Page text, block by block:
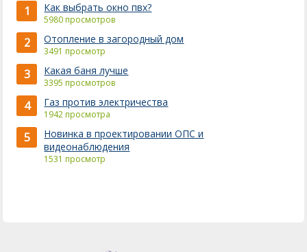
1 Как выбрать окно пвх?
5980 просмотров
2 Отопление в загородный дом
3491 просмотр
3 Какая баня лучше
3395 просмотров
4 Газ против электричества
1942 просмотра
5
Новинка в проектировании ОПС и
видеонаблюдения
1531 просмотр